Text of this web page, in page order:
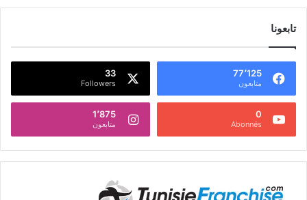
تابعونا
77٬125
متابعون
33
Followers
0
Abonnés
1٬875
متابعون